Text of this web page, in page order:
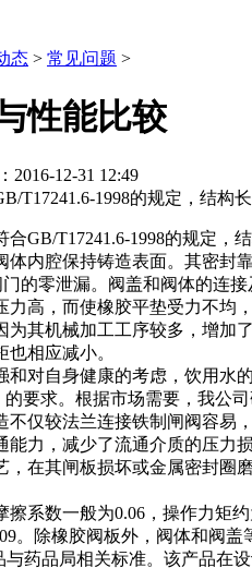
态 > 常见问题 >
性能比较
2016-12-31 12:49
T17241.6-1998的规定，结
T17241.6-1998的规定，
体内腔保持铸造表面。其密封
的零泄漏。阀盖和阀体的连
力高，而使橡胶平垫受力不均
为其机械加工工序较多，增加
相应减小。
自身健康的考虑，饮用水的
要求。根据市场需要，我公司
较法兰连接铁制闸阀容易，
能力，减少了流通介质的压
，在其闸板损坏或金属密封
数一般为0.06，操作力矩约
。除橡胶阀板外，阀体和阀
药品局相关标准。该产品在